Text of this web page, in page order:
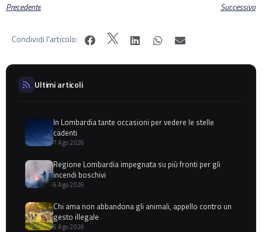
Precedente Successivo
Condividi l'articolo:
Ultimi articoli
In Lombardia tante occasioni per vedere le stelle
cadenti
7 Ago 2026
Regione Lombardia impegnata su più fronti per gli
incendi boschivi
6 Ago 2026
Chi ama non abbandona gli animali, appello contro un
gesto illegale
6 Ago 2026